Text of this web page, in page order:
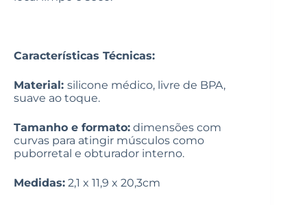
Características Técnicas:
Material: silicone médico, livre de BPA,
suave ao toque.
Tamanho e formato: dimensões com
curvas para atingir músculos como
puborretal e obturador interno.
Medidas: 2,1 x 11,9 x 20,3cm